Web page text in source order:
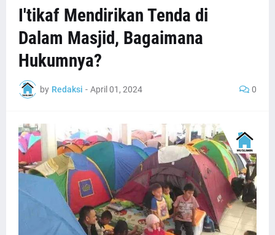
I'tikaf Mendirikan Tenda di
Dalam Masjid, Bagaimana
Hukumnya?
by Redaksi - April 01, 2024 0